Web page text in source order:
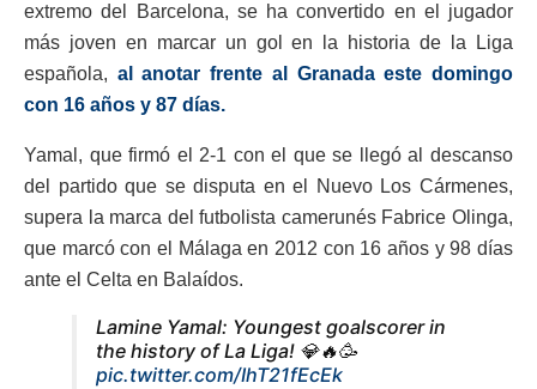
extremo del Barcelona, se ha convertido en el jugador
más joven en marcar un gol en la historia de la Liga
española, al anotar frente al Granada este domingo
con 16 años y 87 días.
Yamal, que firmó el 2-1 con el que se llegó al descanso
del partido que se disputa en el Nuevo Los Cármenes,
supera la marca del futbolista camerunés Fabrice Olinga,
que marcó con el Málaga en 2012 con 16 años y 98 días
ante el Celta en Balaídos.
Lamine Yamal: Youngest goalscorer in
the history of La Liga! 💎🔥🥳
pic.twitter.com/IhT21fEcEk